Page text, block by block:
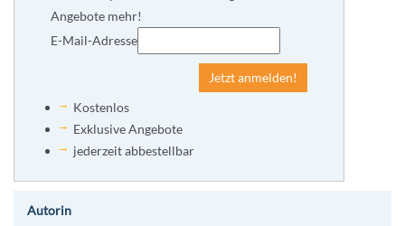
Angebote mehr!
E-Mail-Adresse
Jetzt anmelden!
Kostenlos
Exklusive Angebote
jederzeit abbestellbar
Autorin